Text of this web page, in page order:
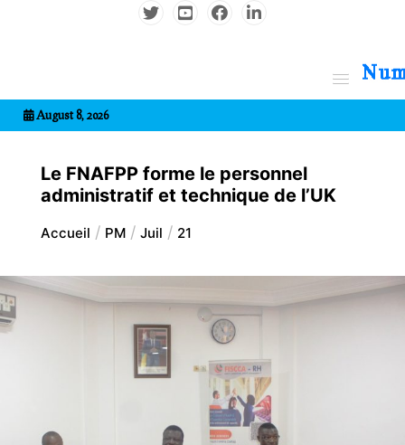
August 8, 2026
Le FNAFPP forme le personnel
administratif et technique de l’UK
Accueil PM Juil 21